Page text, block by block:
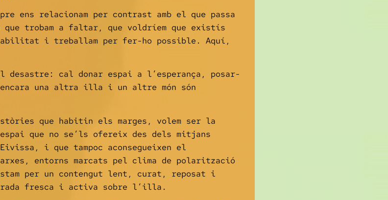
ens relacionam per contrast amb el que passa
trobam a faltar, que voldríem que existís
i treballam per fer-ho possible. Aquí,
desastre: cal donar espai a l’esperança, posar-
una altra illa i un altre món són
que habitin els marges, volem ser la
que no se’ls ofereix des dels mitjans
i que tampoc aconsegueixen el
entorns marcats pel clima de polarització
per un contengut lent, curat, reposat i
fresca i activa sobre l’illa.